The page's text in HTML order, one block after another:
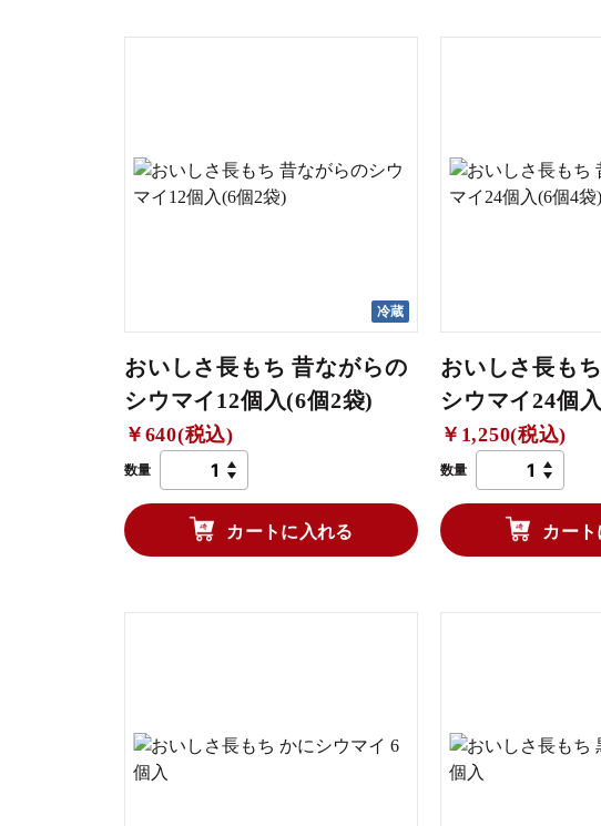
冷蔵
おいしさ長もち 昔ながらの
シウマイ12個入(6個2袋)
￥640(税込)
数量
カートに入れる
おいしさ長も
シウマイ24個
￥1,250(税込)
数量
カー